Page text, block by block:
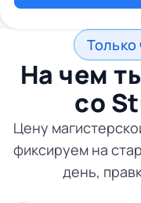
Только
На чем
со
Цену
фиксируем на
день,